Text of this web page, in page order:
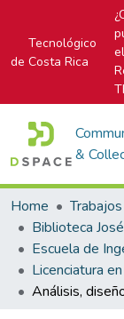
Tecnológico
de Costa Rica
el
&
Home